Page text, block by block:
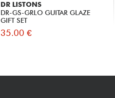
DR LISTONS
DR-GS-GRLO GUITAR GLAZE
GIFT SET
35.00 €